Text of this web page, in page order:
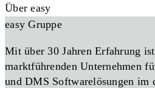
Über easy
easy Gruppe
Mit über 30 Jahren Erfahrung
marktführenden Unternehmen
und DMS Softwarelösungen im